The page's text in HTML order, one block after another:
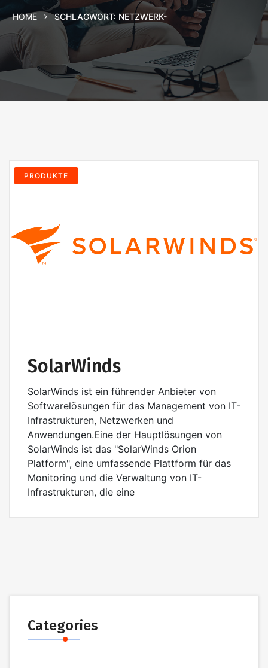
HOME SCHLAGWORT: NETZWERK-
PRODUKTE
SolarWinds
SolarWinds ist ein führender Anbieter von
Softwarelösungen für das Management von IT-
Infrastrukturen, Netzwerken und
Anwendungen.Eine der Hauptlösungen von
SolarWinds ist das "SolarWinds Orion
Platform", eine umfassende Plattform für das
Monitoring und die Verwaltung von IT-
Infrastrukturen, die eine
Categories